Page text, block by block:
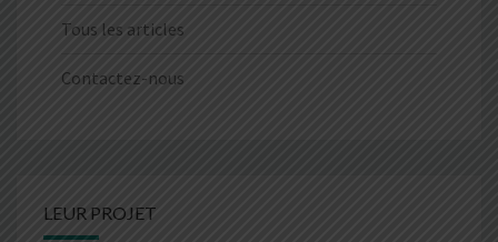
Tous les articles
Contactez-nous
LEUR PROJET